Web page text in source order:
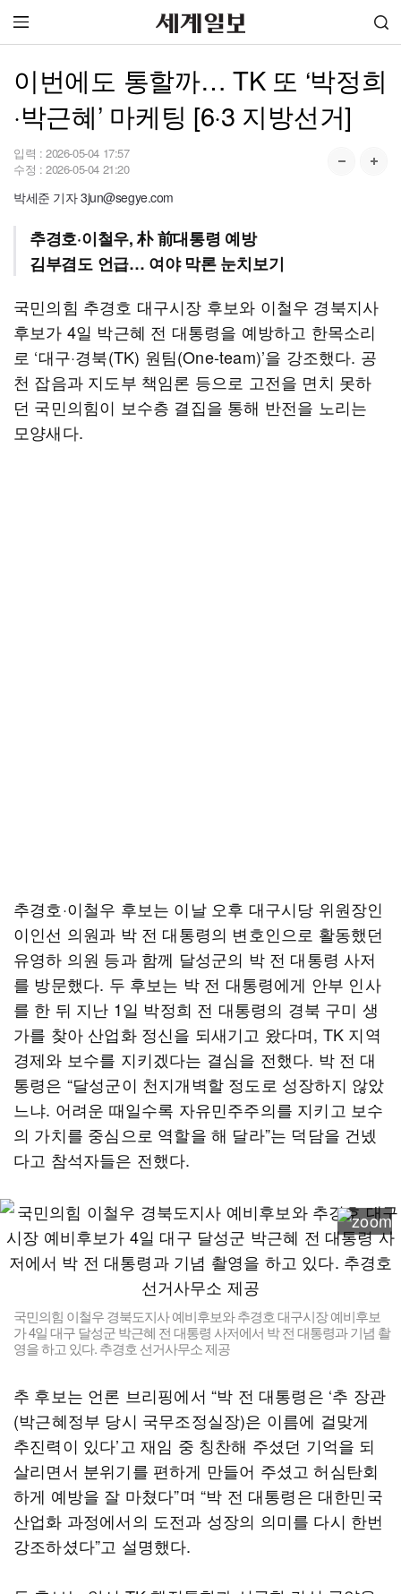
이번에도 통할까… TK 또 ‘박정희
·박근혜’ 마케팅 [6·3 지방선거]
입력 : 2026-05-04 17:57
수정 : 2026-05-04 21:20
박세준 기자 3jun@segye.com
추경호·이철우, 朴 前대통령 예방
김부겸도 언급… 여야 막론 눈치보기
국민의힘 추경호 대구시장 후보와 이철우 경북지사
후보가 4일 박근혜 전 대통령을 예방하고 한목소리
로 ‘대구·경북(TK) 원팀(One-team)’을 강조했다. 공
천 잡음과 지도부 책임론 등으로 고전을 면치 못하
던 국민의힘이 보수층 결집을 통해 반전을 노리는
모양새다.
추경호·이철우 후보는 이날 오후 대구시당 위원장인
이인선 의원과 박 전 대통령의 변호인으로 활동했던
유영하 의원 등과 함께 달성군의 박 전 대통령 사저
를 방문했다. 두 후보는 박 전 대통령에게 안부 인사
를 한 뒤 지난 1일 박정희 전 대통령의 경북 구미 생
가를 찾아 산업화 정신을 되새기고 왔다며, TK 지역
경제와 보수를 지키겠다는 결심을 전했다. 박 전 대
통령은 “달성군이 천지개벽할 정도로 성장하지 않았
느냐. 어려운 때일수록 자유민주주의를 지키고 보수
의 가치를 중심으로 역할을 해 달라”는 덕담을 건넸
다고 참석자들은 전했다.
국민의힘 이철우 경북도지사 예비후보와 추경호 대구시장 예비후보
가 4일 대구 달성군 박근혜 전 대통령 사저에서 박 전 대통령과 기념 촬
영을 하고 있다. 추경호 선거사무소 제공
추 후보는 언론 브리핑에서 “박 전 대통령은 ‘추 장관
(박근혜정부 당시 국무조정실장)은 이름에 걸맞게
추진력이 있다’고 재임 중 칭찬해 주셨던 기억을 되
살리면서 분위기를 편하게 만들어 주셨고 허심탄회
하게 예방을 잘 마쳤다”며 “박 전 대통령은 대한민국
산업화 과정에서의 도전과 성장의 의미를 다시 한번
강조하셨다”고 설명했다.